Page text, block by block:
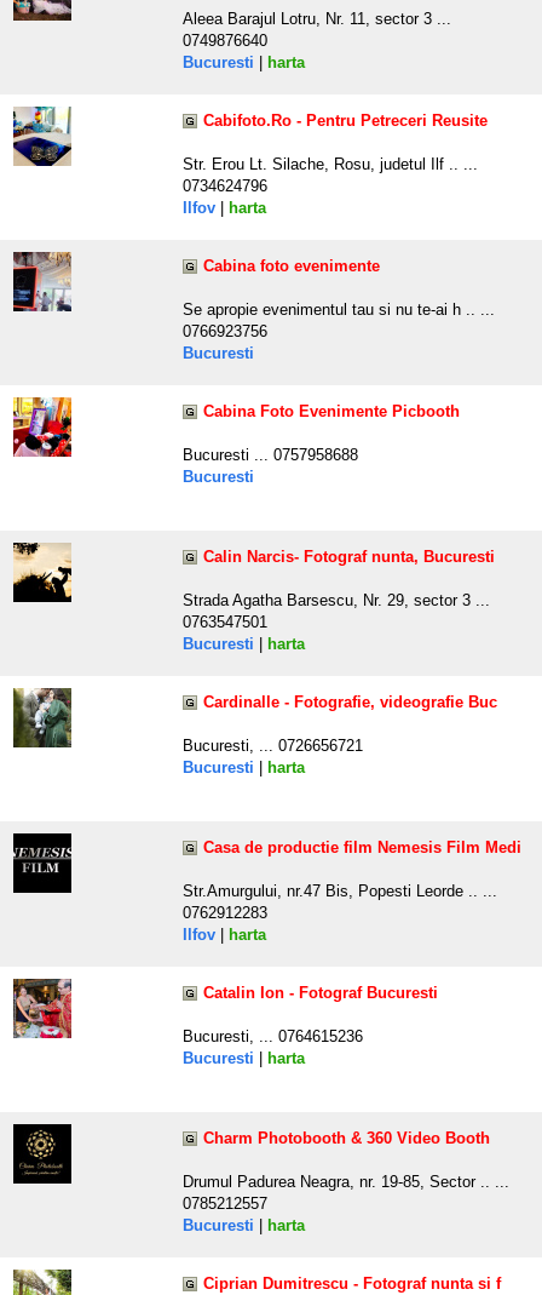
Aleea Barajul Lotru, Nr. 11, sector 3 ...
0749876640
Bucuresti
harta
Cabifoto.Ro - Pentru Petreceri Reusite
Str. Erou Lt. Silache, Rosu, judetul Ilf .. ...
0734624796
Ilfov
harta
Cabina foto evenimente
Se apropie evenimentul tau si nu te-ai h .. ...
0766923756
Bucuresti
Cabina Foto Evenimente Picbooth
Bucuresti ... 0757958688
Bucuresti
Calin Narcis- Fotograf nunta, Bucuresti
Strada Agatha Barsescu, Nr. 29, sector 3 ...
0763547501
Bucuresti
harta
Cardinalle - Fotografie, videografie Buc
Bucuresti, ... 0726656721
Bucuresti
harta
Casa de productie film Nemesis Film Medi
Str.Amurgului, nr.47 Bis, Popesti Leorde .. ...
0762912283
Ilfov
harta
Catalin Ion - Fotograf Bucuresti
Bucuresti, ... 0764615236
Bucuresti
harta
Charm Photobooth & 360 Video Booth
Drumul Padurea Neagra, nr. 19-85, Sector .. ...
0785212557
Bucuresti
harta
Ciprian Dumitrescu - Fotograf nunta si f